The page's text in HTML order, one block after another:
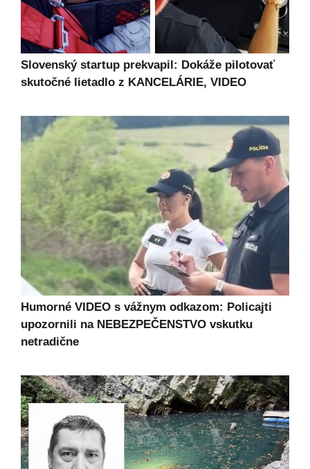
Slovenský startup prekvapil: Dokáže pilotovať
skutočné lietadlo z KANCELÁRIE, VIDEO
Humorné VIDEO s vážnym odkazom: Policajti
upozornili na NEBEZPEČENSTVO vskutku
netradične